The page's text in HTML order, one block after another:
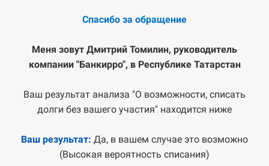
Спасибо за обращение
Меня зовут Дмитрий Томилин, руководитель
компании "Банкирро", в Республике Татарстан
Ваш результат анализа "О возможности, списать
долги без вашего участия" находится ниже
Ваш результат: Да, в вашем случае это возможно
(Высокая вероятность списания)